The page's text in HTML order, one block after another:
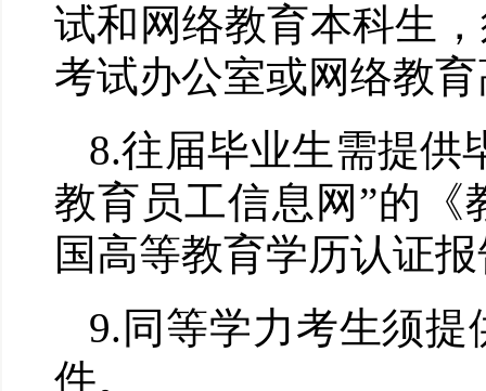
试和网络教育本科生
考试办公室或网络教
8.往届毕业生需提供
教育员工信息网 ”的《
国高等教育学历认证
9. 同等学力考生须
件。